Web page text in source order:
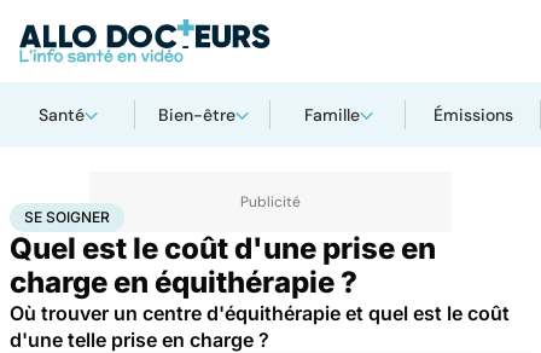
Santé Bien-être Famille Émissions
AccueilSanté Maladies
SE SOIGNER
Quel est le coût d'une prise en
charge en équithérapie ?
Où trouver un centre d'équithérapie et quel est le coût
d'une telle prise en charge ?